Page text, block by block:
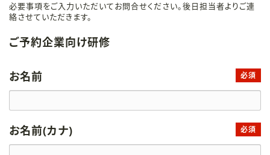
必要事項をご入力いただいてお問合せください。後日担当者よりご連
絡させていただきます。
ご予約企業向け研修
お名前 必須
お名前(カナ) 必須